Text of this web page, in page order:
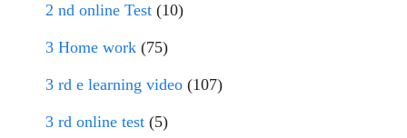
2 nd online Test (10)
3 Home work (75)
3 rd e learning video (107)
3 rd online test (5)